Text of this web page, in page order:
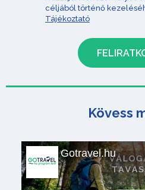
céljából történő
Tájékoztató
Kövess
Gotravel.hu